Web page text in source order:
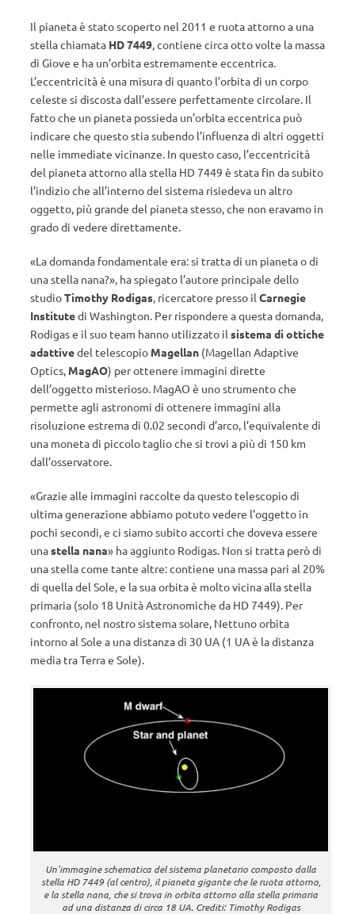
Il pianeta è stato scoperto nel 2011 e ruota attorno a una
stella chiamata HD 7449, contiene circa otto volte la massa
di Giove e ha un’orbita estremamente eccentrica.
L’eccentricità è una misura di quanto l’orbita di un corpo
celeste si discosta dall’essere perfettamente circolare. Il
fatto che un pianeta possieda un’orbita eccentrica può
indicare che questo stia subendo l’influenza di altri oggetti
nelle immediate vicinanze. In questo caso, l’eccentricità
del pianeta attorno alla stella HD 7449 è stata fin da subito
l’indizio che all’interno del sistema risiedeva un altro
oggetto, più grande del pianeta stesso, che non eravamo in
grado di vedere direttamente.
«La domanda fondamentale era: si tratta di un pianeta o di
una stella nana?», ha spiegato l’autore principale dello
studioTimothy Rodigas, ricercatore presso il Carnegie
Institutedi Washington. Per rispondere a questa domanda,
Rodigas e il suo team hanno utilizzato il sistema di ottiche
adattivedel telescopio Magellan (Magellan Adaptive
Optics, MagAO) per ottenere immagini dirette
dell’oggetto misterioso. MagAO è uno strumento che
permette agli astronomi di ottenere immagini alla
risoluzione estrema di 0.02 secondi d’arco, l’equivalente di
una moneta di piccolo taglio che si trovi a più di 150 km
dall’osservatore.
«Grazie alle immagini raccolte da questo telescopio di
ultima generazione abbiamo potuto vedere l’oggetto in
pochi secondi, e ci siamo subito accorti che doveva essere
unastella nana» ha aggiunto Rodigas. Non si tratta però di
una stella come tante altre: contiene una massa pari al 20%
di quella del Sole, e la sua orbita è molto vicina alla stella
primaria (solo 18 Unità Astronomiche da HD 7449). Per
confronto, nel nostro sistema solare, Nettuno orbita
intorno al Sole a una distanza di 30 UA (1 UA è la distanza
media tra Terra e Sole).
Un’immagine schematica del sistema planetario composto dalla
stella HD 7449 (al centro), il pianeta gigante che le ruota attorno,
e la stella nana, che si trova in orbita attorno alla stella primaria
ad una distanza di circa 18 UA. Crediti: Timothy Rodigas